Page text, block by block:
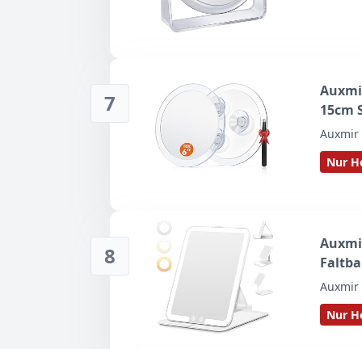
7
15cm
Auxmir
Nur
8
Auxmir
Nur